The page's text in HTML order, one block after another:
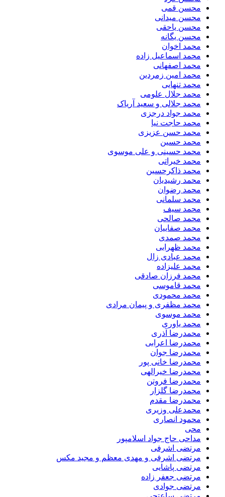
محسن قمی
محسن میدانی
محسن یاحقی
محسن یگانه
محمد اخوان
محمد اسماعیل زاده
محمد اصفهانی
محمد امین زمردین
محمد تنهایی
محمد جلال علومی
محمد جلالی و سعید آریاک
محمد جواد درجزی
محمد حاجت نیا
محمد حسن عزیزی
محمد حسین
محمد حسینی و علی موسوی
محمد خیراتی
محمد ذاکرحسین
محمد رشیدیان
محمد رضوان
محمد سلمانی
محمد سیف
محمد صالحی
محمد صفاییان
محمد صمدی
محمد ظهرابی
محمد عبادی زال
محمد علیزاده
محمد فرزان صادقی
محمد قاموسی
محمد محمودی
محمد مظفری و پیمان مرادی
محمد موسوی
محمد یاوری
محمدرضا آذری
محمدرضا اعرابی
محمدرضا جوان
محمدرضا خانی پور
محمدرضا خیرالهی
محمدرضا فروتن
محمدرضا گلزار
محمدرضا مقدم
محمدعلی وزیری
محمود انصاری
محی
مداحی حاج جواد اسلامپور
مرتضی اشرفی
مرتضی اشرفی و مهدی معظم و مجید مکس
مرتضی پاشایی
مرتضی جعفر زاده
مرتضی جوادی